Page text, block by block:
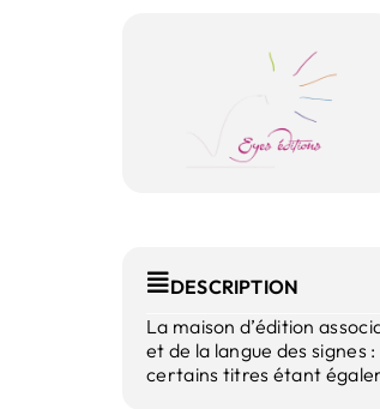
DESCRIPTION
La maison d’édition
et de la langue des signes
certains titres étant